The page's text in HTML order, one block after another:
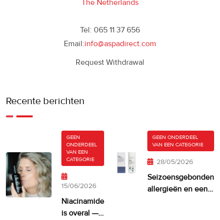
The Netherlands
Tel: 065 11 37 656
Email:info@aspadirect.com
Request Withdrawal
Recente berichten
GEEN
ONDERDEEL
VAN EEN
CATEGORIE
15/06/2026
Niacinamide
is overal —
GEEN ONDERDEEL
VAN EEN CATEGORIE
28/05/2026
Seizoensgebonden
allergieën en een